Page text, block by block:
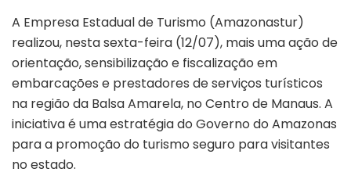
A Empresa Estadual de Turismo (Amazonastur)
realizou, nesta sexta-feira (12/07), mais uma ação de
orientação, sensibilização e fiscalização em
embarcações e prestadores de serviços turísticos
na região da Balsa Amarela, no Centro de Manaus. A
iniciativa é uma estratégia do Governo do Amazonas
para a promoção do turismo seguro para visitantes
no estado.